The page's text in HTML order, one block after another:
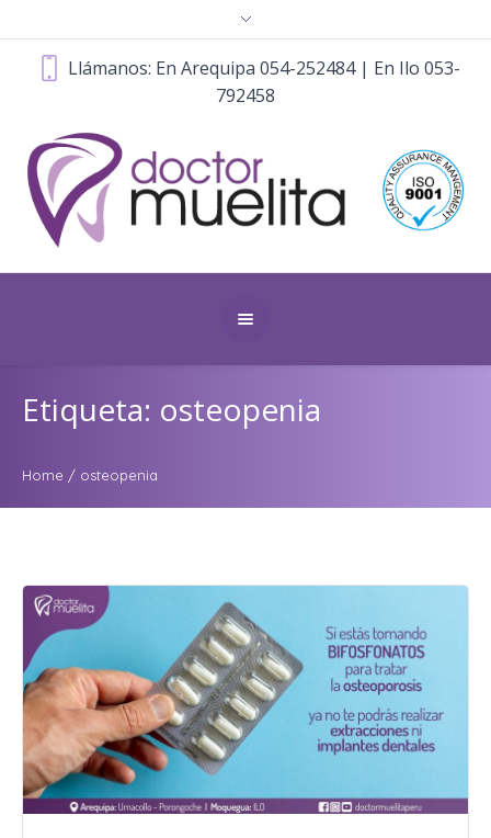
Llámanos: En Arequipa 054-252484 | En Ilo 053-
792458
Etiqueta: osteopenia
Home / osteopenia